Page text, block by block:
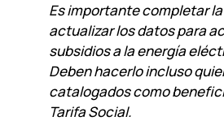
Es importante completar
actualizar los datos para
subsidios a la energía
Deben hacerlo incluso
catalogados como
Tarifa Social.